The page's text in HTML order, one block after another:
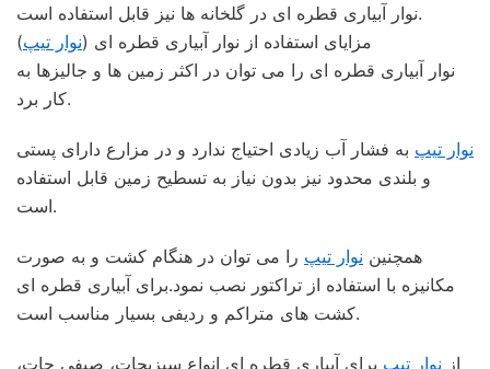
نوار آبیاری قطره ای در گلخانه ها نیز قابل استفاده است.
مزایای استفاده از نوار آبیاری قطره ای (نوار تیپ)
نوار آبیاری قطره ای را می توان در اکثر زمین ها و جالیزها به
کار برد.
نوار تیپ به فشار آب زیادی احتیاج ندارد و در مزارع دارای پستی
و بلندی محدود نیز بدون نیاز به تسطیح زمین قابل استفاده
است.
همچنین نوار تیپ را می توان در هنگام کشت و به صورت
مکانیزه با استفاده از تراکتور نصب نمود.برای آبیاری قطره ای
کشت های متراکم و ردیفی بسیار مناسب است.
از نوار تیپ برای آبیاری قطره ای انواع سبزیجات، صیفی جات،